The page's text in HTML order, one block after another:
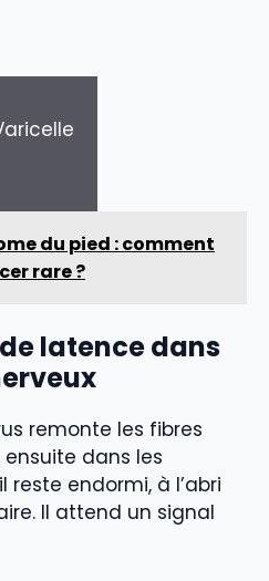
du pied : comment
rare ?
latence dans
remonte les fibres
ensuite dans les
reste endormi, à l’abri
Il attend un signal